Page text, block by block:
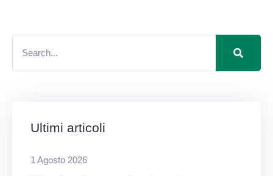
Ultimi articoli
1 Agosto 2026